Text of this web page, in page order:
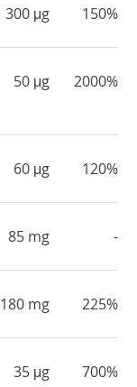
300 μg 150%
50 μg 2000%
60 μg 120%
85 mg -
180 mg 225%
35 μg 700%